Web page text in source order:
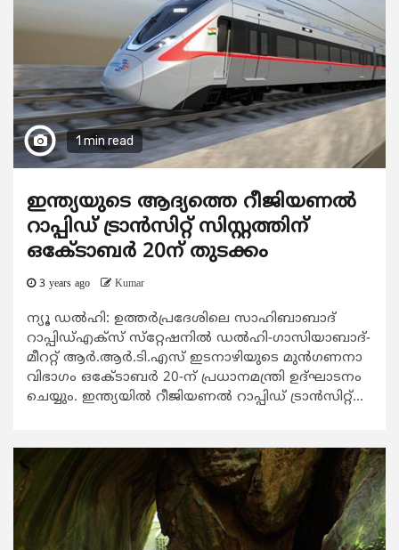
1 min read
ഇന്ത്യയുടെ ആദ്യത്തെ റീജിയണല്‍
റാപ്പിഡ് ട്രാന്‍സിറ്റ് സിസ്റ്റത്തിന്
ഒകേ്ടാബര്‍ 20ന് തുടക്കം
3 years ago Kumar
ന്യൂ ഡൽഹി: ഉത്തര്‍പ്രദേശിലെ സാഹിബാബാദ്
റാപ്പിഡ്എക്‌സ് സ്‌റ്റേഷനില്‍ ഡല്‍ഹി-ഗാസിയാബാദ്-
മീററ്റ് ആര്‍.ആര്‍.ടി.എസ് ഇടനാഴിയുടെ മുന്‍ഗണനാ
വിഭാഗം ഒകേ്ടാബര്‍ 20-ന് പ്രധാനമന്ത്രി ഉദ്ഘാടനം
ചെയ്യും. ഇന്ത്യയില്‍ റീജിയണല്‍ റാപ്പിഡ് ട്രാന്‍സിറ്റ്...